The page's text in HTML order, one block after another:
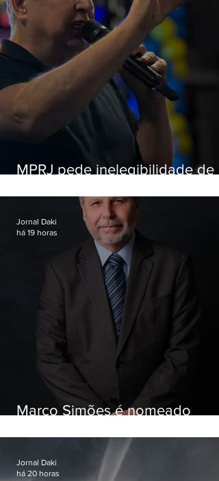
MPRJ pede inelegibilidade de
Marco Simões é nomeado
Jornal Daki
há 19 horas
Jornal Daki
há 20 horas